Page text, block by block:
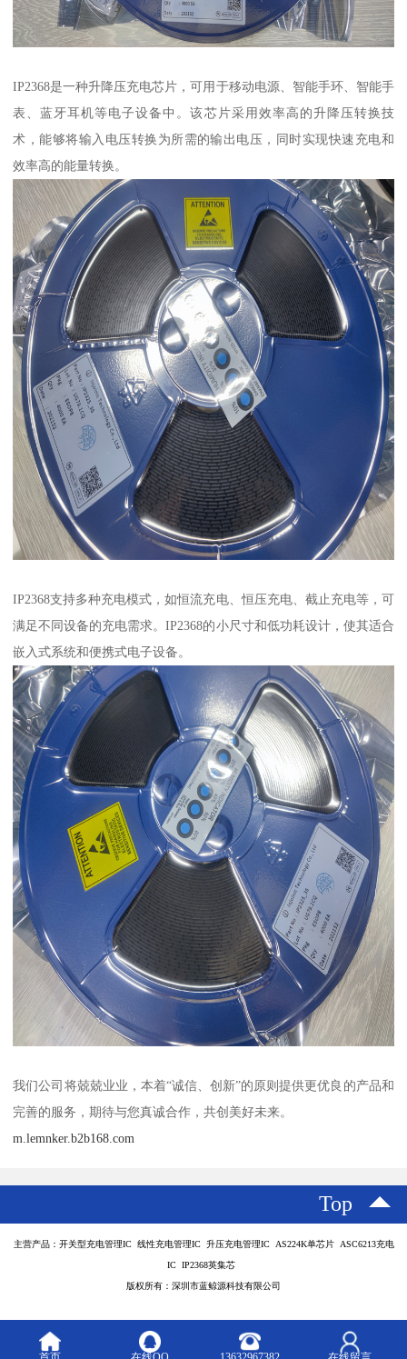
IP2368是一种升降压充电芯片，可用于移动电源、智能手环、智能手
表、蓝牙耳机等电子设备中。该芯片采用效率高的升降压转换技
术，能够将输入电压转换为所需的输出电压，同时实现快速充电和
效率高的能量转换。
IP2368支持多种充电模式，如恒流充电、恒压充电、截止充电等，可
满足不同设备的充电需求。IP2368的小尺寸和低功耗设计，使其适合
嵌入式系统和便携式电子设备。
我们公司将兢兢业业，本着“诚信、创新”的原则提供更优良的产品和
完善的服务，期待与您真诚合作，共创美好未来。
m.lemnker.b2b168.com
Top
主营产品：开关型充电管理IC 线性充电管理IC 升压充电管理IC AS224K单芯片 ASC6213充电
IC IP2368英集芯
版权所有：深圳市蓝鲸源科技有限公司